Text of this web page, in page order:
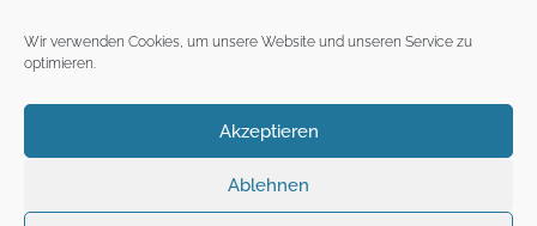
Wir verwenden Cookies, um unsere Website und unseren Service zu
optimieren.
Akzeptieren
Ablehnen